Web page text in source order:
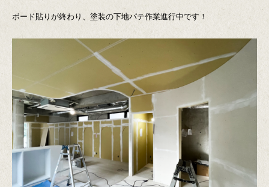
ボード貼りが終わり、塗装の下地パテ作業進行中です！